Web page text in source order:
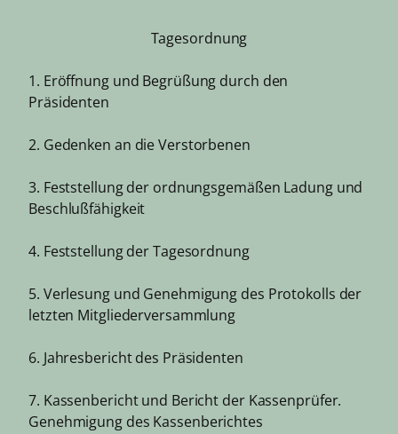
Tagesordnung
1. Eröffnung und Begrüßung durch den
Präsidenten
2. Gedenken an die Verstorbenen
3. Feststellung der ordnungsgemäßen Ladung und
Beschlußfähigkeit
4. Feststellung der Tagesordnung
5. Verlesung und Genehmigung des Protokolls der
letzten Mitgliederversammlung
6. Jahresbericht des Präsidenten
7. Kassenbericht und Bericht der Kassenprüfer.
Genehmigung des Kassenberichtes